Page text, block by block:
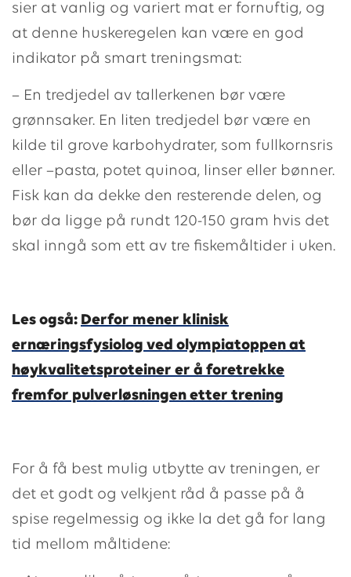
sier at vanlig og variert mat er fornuftig, og
at denne huskeregelen kan være en god
indikator på smart treningsmat:
– En tredjedel av tallerkenen bør være
grønnsaker. En liten tredjedel bør være en
kilde til grove karbohydrater, som fullkornsris
eller –pasta, potet quinoa, linser eller bønner.
Fisk kan da dekke den resterende delen, og
bør da ligge på rundt 120-150 gram hvis det
skal inngå som ett av tre fiskemåltider i uken.
Les også: Derfor mener klinisk
ernæringsfysiolog ved olympiatoppen at
høykvalitetsproteiner er å foretrekke
fremfor pulverløsningen etter trening
For å få best mulig utbytte av treningen, er
det et godt og velkjent råd å passe på å
spise regelmessig og ikke la det gå for lang
tid mellom måltidene: